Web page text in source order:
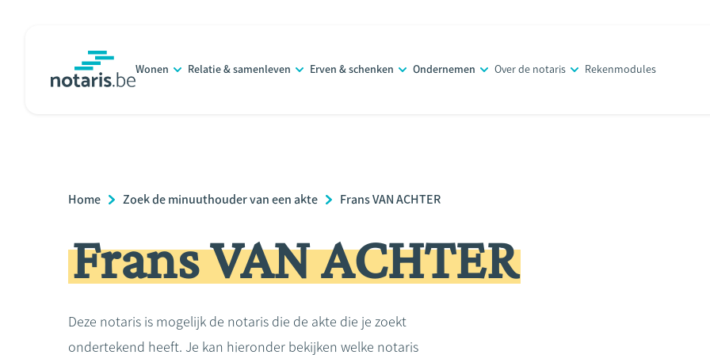
Wonen Relatie & samenleven Erven & schenken Ondernemen Over de notaris Rekenmodules
Breadcrumb
Home Zoek de minuuthouder van een akte Frans VAN ACHTER
Frans VAN ACHTER
Deze notaris is mogelijk de notaris die de akte die je zoekt
ondertekend heeft. Je kan hieronder bekijken welke notaris